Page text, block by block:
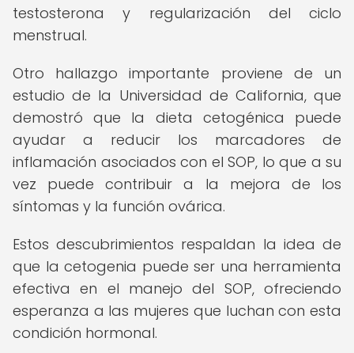
testosterona y regularización del ciclo
menstrual.
Otro hallazgo importante proviene de un
estudio de la Universidad de California, que
demostró que la dieta cetogénica puede
ayudar a reducir los marcadores de
inflamación asociados con el SOP, lo que a su
vez puede contribuir a la mejora de los
síntomas y la función ovárica.
Estos descubrimientos respaldan la idea de
que la cetogenia puede ser una herramienta
efectiva en el manejo del SOP, ofreciendo
esperanza a las mujeres que luchan con esta
condición hormonal.